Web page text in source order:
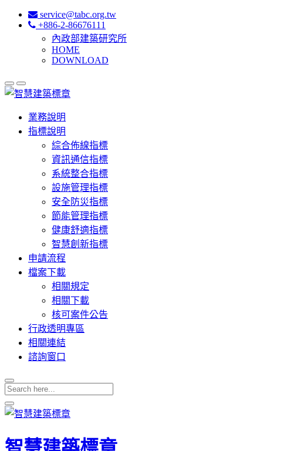
service@tabc.org.tw
+886-2-86676111
內政部建築研究所
HOME
DOWNLOAD
業務說明
指標說明
綜合佈線指標
資訊通信指標
系統整合指標
設施管理指標
安全防災指標
節能管理指標
健康舒適指標
智慧創新指標
申請流程
檔案下載
相關規定
相關下載
核可案件公告
行政透明專區
相關連結
諮詢窗口